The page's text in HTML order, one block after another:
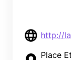
http://
Place